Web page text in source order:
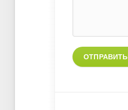
ОТПРАВИТЬ